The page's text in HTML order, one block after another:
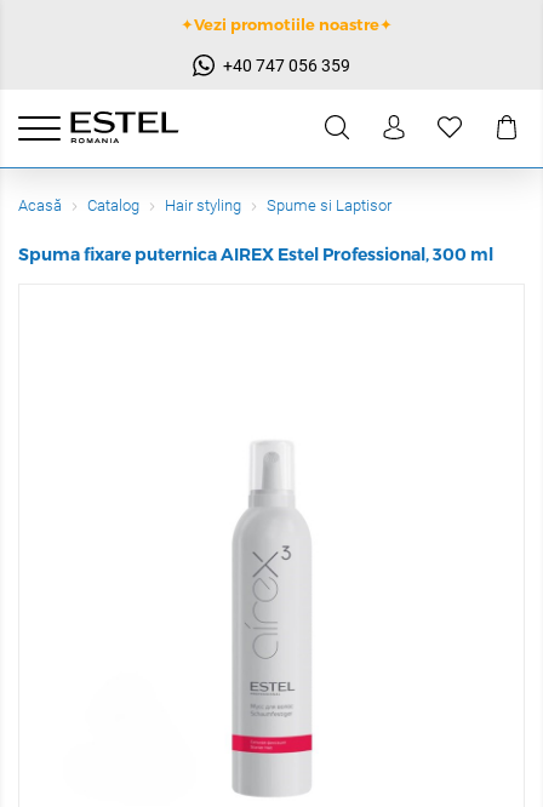
✦Vezi promotiile noastre✦
+40 747 056 359
Acasă Catalog Hair styling Spume si Laptisor
Spuma fixare puternica AIREX Estel Professional, 300 ml